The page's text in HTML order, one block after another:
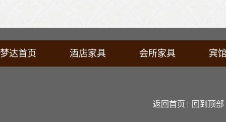
梦达首页 酒店家具 会所家具 宾
返回首页 | 回到顶部